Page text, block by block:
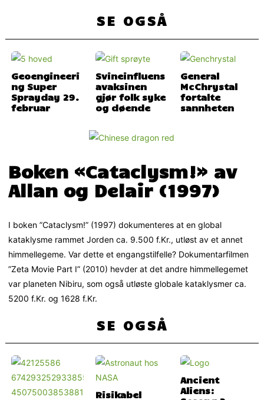
SE OGSÅ
Geoengineeri
ng Super
Sprayday 29.
februar
Svineinfluens
avaksinen
gjør folk syke
og døende
General
McChrystal
fortalte
sannheten
Boken «Cataclysm!» av
Allan og Delair (1997)
I boken ”Cataclysm!” (1997) dokumenteres at en global
kataklysme rammet Jorden ca. 9.500 f.Kr., utløst av et annet
himmellegeme. Var dette et engangstilfelle? Dokumentarfilmen
”Zeta Movie Part I” (2010) hevder at det andre himmellegemet
var planeten Nibiru, som også utløste globale kataklysmer ca.
5200 f.Kr. og 1628 f.Kr.
SE OGSÅ
Risikabel
Ancient
Aliens: